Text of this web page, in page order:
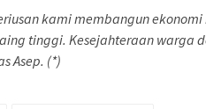
kami membangun
tinggi. Kesejahteraan warga
Asep. (*)